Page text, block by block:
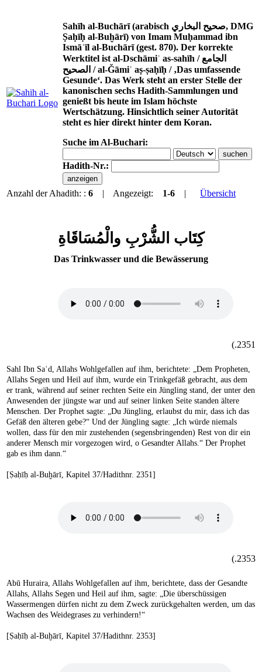
Sahīh al-Buchārī (arabisch صحيح البخاري, DMG
Ṣaḥīḥ al-Buḫārī) von Imam Muḥammad ibn
Ismāʿīl al-Buchārī (gest. 870). Der korrekte
Werktitel ist al-Dschāmiʿ as-sahīh / الجامع
الصحيح / al-Ǧāmiʿ aṣ-ṣaḥīḥ / ‚Das umfassende
Gesunde‘. Das Werk steht an erster Stelle der
kanonischen sechs Hadith-Sammlungen und
genießt bis heute im Islam höchste
Wertschätzung. Hinsichtlich seiner Autorität
steht es hier direkt hinter dem Koran.
Suche im Al-Buchari:
Hadith-Nr.:
Anzahl der Ahadith: : 6 | Angezeigt: 1-6 | Übersicht
كِتَاب الشُّرْبِ والْمُسَاقَاةِ
Das Trinkwasser und die Bewässerung
2351.)
Sahl Ibn Saʿd, Allahs Wohlgefallen auf ihm, berichtete: „Dem Propheten,
Allahs Segen und Heil auf ihm, wurde ein Trinkgefäß gebracht, aus dem
er trank, während auf seiner rechten Seite ein Jüngling stand, der unter den
Anwesenden der jüngste war und auf seiner linken Seite standen ältere
Menschen. Der Prophet sagte: „Du Jüngling, erlaubst du mir, dass ich das
Gefäß den älteren gebe?“ Und der Jüngling sagte: „Ich würde niemals
wollen, dass für den mir zustehenden (segensbringenden) Rest von dir ein
anderer Mensch mir vorgezogen wird, o Gesandter Allahs.“ Der Prophet
gab es ihm dann.“
[Ṣaḥīḥ al-Buḫārī, Kapitel 37/Hadithnr. 2351]
2353.)
Abū Huraira, Allahs Wohlgefallen auf ihm, berichtete, dass der Gesandte
Allahs, Allahs Segen und Heil auf ihm, sagte: „Die überschüssigen
Wassermengen dürfen nicht zu dem Zweck zurückgehalten werden, um das
Wachsen des Weidegrases zu verhindern!“
[Ṣaḥīḥ al-Buḫārī, Kapitel 37/Hadithnr. 2353]